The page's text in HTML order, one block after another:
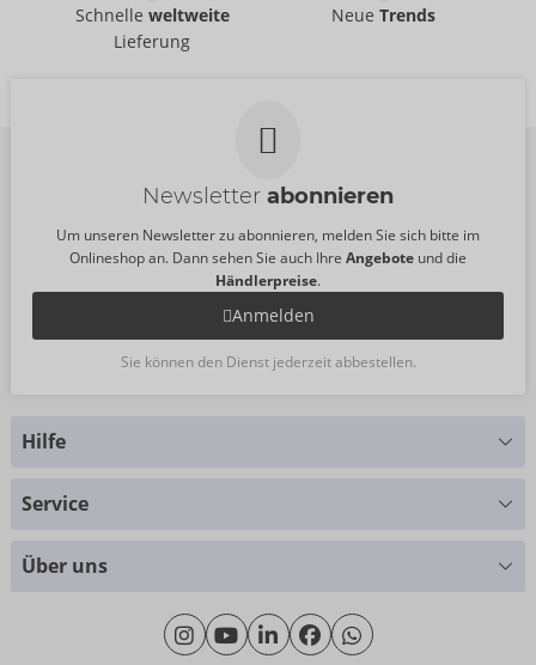
- ORION Brand
Schnelle weltweite
Lieferung
NeueTrends
Newsletter abonnieren
Um unseren Newsletter zu abonnieren, melden Sie sich bitte im
Onlineshop an. Dann sehen Sie auch Ihre Angebote und die
Händlerpreise.
Anmelden
Sie können den Dienst jederzeit abbestellen.
Hilfe
Montag - Donnerstag: 09:00 - 16:00 Uhr
Freitag: 09:00 - 15:00 Uhr
Service
Über uns
Wir über uns
Nachhaltigkeit